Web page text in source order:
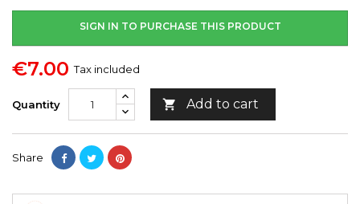
SIGN IN TO PURCHASE THIS PRODUCT
€7.00 Tax included
Quantity  Add to cart
Share